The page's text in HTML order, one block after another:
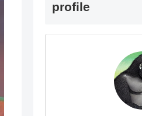
profile